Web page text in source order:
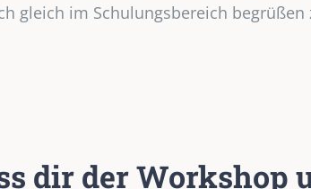
gleich im Schulungsbereich begrüßen
dir der Workshop